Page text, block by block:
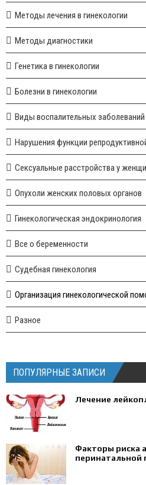
Методы лечения в гинекологии
Методы диагностики
Генетика в гинекологии
Болезни в гинекологии
Виды воспалительных заболеваний
Нарушения функции
Сексуальные расстройства у
Опухоли женских половых органов
Гинекологическая эндокринология
Все о беременности
Судебная гинекология
Организация гинекологической
Разное
ПОПУЛЯРНЫЕ ЗАПИСИ
Лечение
Факторы риска
перинатальной